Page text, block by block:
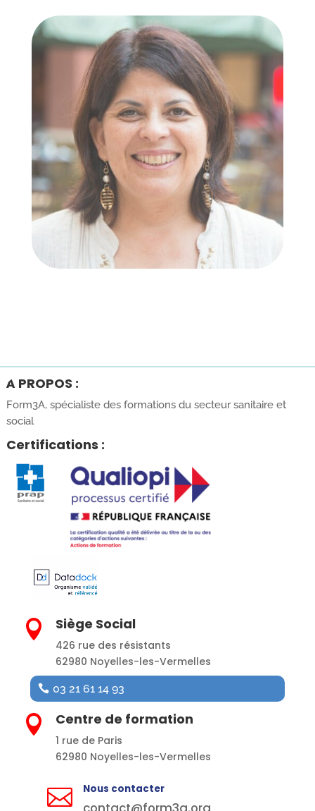
À PROPOS :
Form3A, spécialiste des formations du secteur sanitaire et
social
Certifications :
 Siège Social
426 rue des résistants
62980 Noyelles-les-Vermelles
03 21 61 14 93
 Centre de formation
1 rue de Paris
62980 Noyelles-les-Vermelles
 Nous contacter